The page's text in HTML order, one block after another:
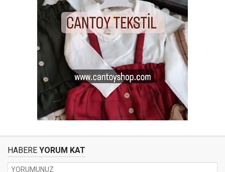
HABERE YORUM KAT